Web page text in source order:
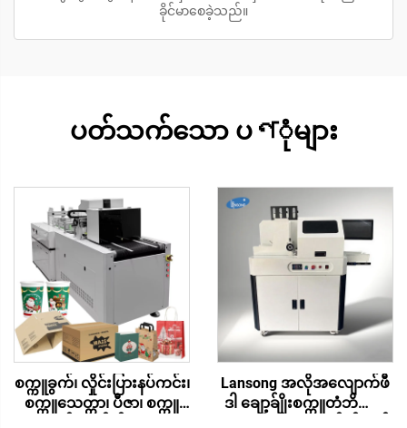
ခိုင်မာစေခဲ့သည်။
ပတ်သက်သော ပণုံများ
စက္ကူခွက်၊ လှိုင်းပြားနပ်ကင်း၊
စက္ကူသေတ္တာ၊ ပီဇာ၊ စက္ကူ
Lansong အလိုအလျောက်ဖီ
ဒါ ချော့ခ်ျိုးစက္ကူတံဘိများ၊